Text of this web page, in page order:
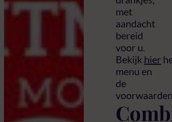
met
aandacht
bereid
voor u.
Bekijk hier
menu en
de